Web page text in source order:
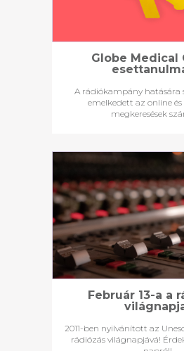
Globe Medical
A rádiókampány hatására
emelkedett az online és
megkeresések
Február 13-a a
2011-ben nyilvánított az
rádiózás világnapjává!